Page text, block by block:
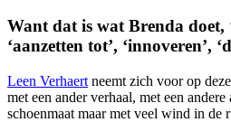
Want dat is wat Brenda doet,
‘aanzetten tot’, ‘innoveren’,
Leen Verhaert neemt zich voor op
met een ander verhaal, met een
schoenmaat maar met veel wind in de